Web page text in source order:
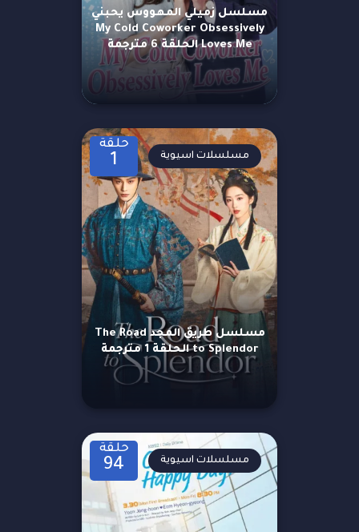
مسلسل زميلي المهووس يحبني
My Cold Coworker Obsessively
Loves Me الحلقة 6 مترجمة
حلقة
1
مسلسل طريق المجد The Road
to Splendor الحلقة 1 مترجمة
مسلسلات اسيوية
حلقة
94 مسلسلات اسيوية